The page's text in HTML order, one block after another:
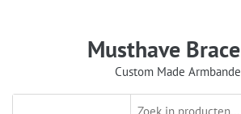
Musthave
Custom Made